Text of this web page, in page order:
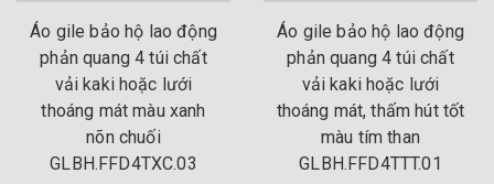
Áo gile bảo hộ lao động
phản quang 4 túi chất
vải kaki hoặc lưới
thoáng mát màu xanh
nõn chuối
GLBH.FFD4TXC.03
Áo gile bảo hộ lao động
phản quang 4 túi chất
vải kaki hoặc lưới
thoáng mát, thấm hút tốt
màu tím than
GLBH.FFD4TTT.01